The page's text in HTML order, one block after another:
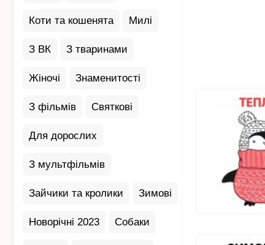
Коти та кошенята Милі
З ВК З тваринами
Жіночі Знаменитості
З фільмів Святкові
Для дорослих
З мультфільмів
Зайчики та кролики Зимові
Новорічні 2023 Собаки